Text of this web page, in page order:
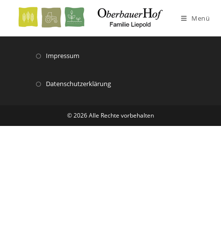
Menü
Impressum
Datenschutzerklärung
© 2026 Alle Rechte vorbehalten